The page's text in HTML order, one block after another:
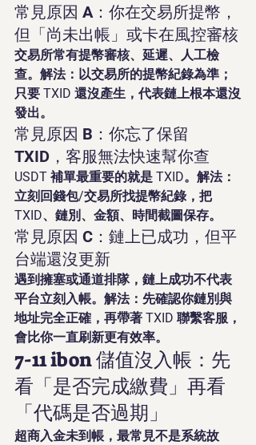
常見原因 A：你在交易所提幣，
但「尚未出帳」或卡在風控審核
交易所常有提幣審核、延遲、人工檢
查。解法：以交易所的提幣紀錄為準；
只要 TXID 還沒產生，代表鏈上根本還沒
發出。
常見原因 B：你忘了保留
TXID，客服無法快速幫你查
USDT 補單最重要的就是 TXID。解法：
立刻回錢包/交易所找提幣紀錄，把
TXID、鏈別、金額、時間截圖保存。
常見原因 C：鏈上已成功，但平
台端還沒更新
遇到擁塞或通道排隊，鏈上成功不代表
平台立刻入帳。解法：先確認你鏈別與
地址完全正確，再帶著 TXID 聯繫客服，
會比你一直刷新更有效率。
7-11 ibon 儲值沒入帳：先
看「是否完成繳費」再看
「代碼是否過期」
超商入金未到帳，最常見不是系統故